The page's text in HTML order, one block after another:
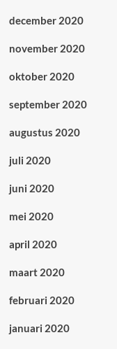
december 2020
november 2020
oktober 2020
september 2020
augustus 2020
juli 2020
juni 2020
mei 2020
april 2020
maart 2020
februari 2020
januari 2020